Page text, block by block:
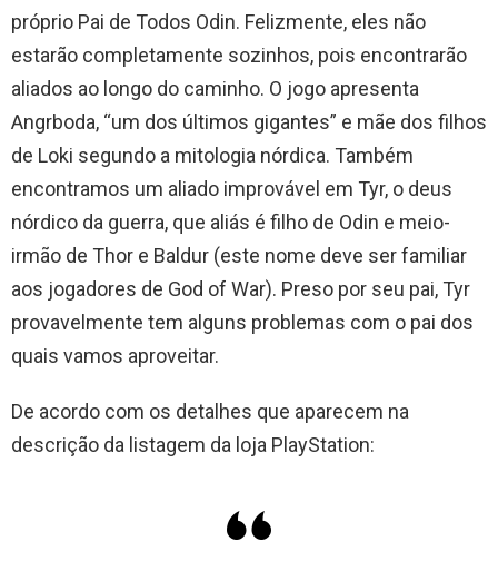
próprio Pai de Todos Odin. Felizmente, eles não
estarão completamente sozinhos, pois encontrarão
aliados ao longo do caminho. O jogo apresenta
Angrboda, “um dos últimos gigantes” e mãe dos filhos
de Loki segundo a mitologia nórdica. Também
encontramos um aliado improvável em Tyr, o deus
nórdico da guerra, que aliás é filho de Odin e meio-
irmão de Thor e Baldur (este nome deve ser familiar
aos jogadores de God of War). Preso por seu pai, Tyr
provavelmente tem alguns problemas com o pai dos
quais vamos aproveitar.
De acordo com os detalhes que aparecem na
descrição da listagem da loja PlayStation: